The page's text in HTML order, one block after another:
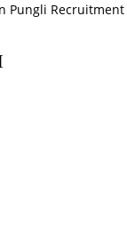
Pungli Recruitment